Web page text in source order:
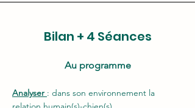
Bilan + 4 Séances
Au programme
Analyser : dans son environnement la